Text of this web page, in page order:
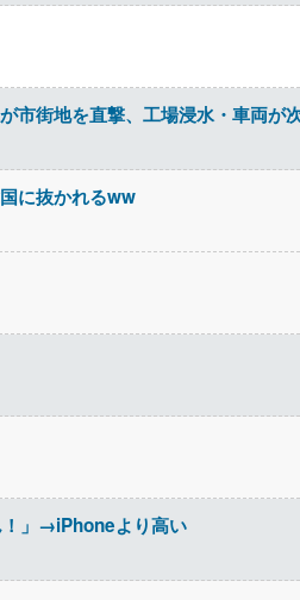
市街地を直撃、工場浸水・車両が
に抜かれるww
！」→iPhoneより高い